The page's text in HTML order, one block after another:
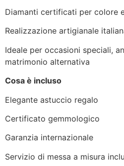
Diamanti certificati per colore
Realizzazione artigianale
Ideale per occasioni speciali,
matrimonio alternativa
Cosa è incluso
Elegante astuccio regalo
Certificato gemmologico
Garanzia internazionale
Servizio di messa a misura